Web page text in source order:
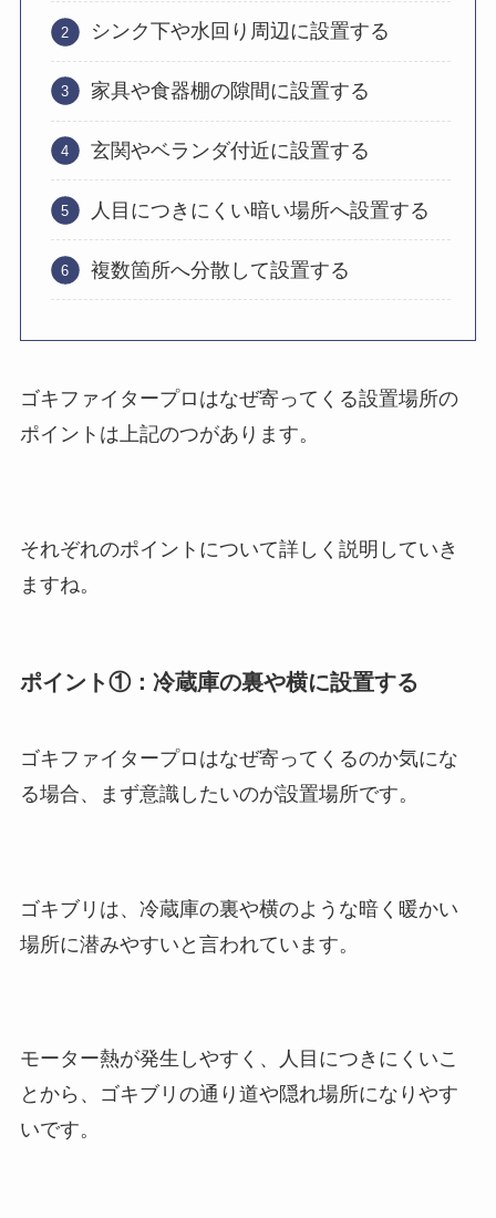
シンク下や水回り周辺に設置する
家具や食器棚の隙間に設置する
玄関やベランダ付近に設置する
人目につきにくい暗い場所へ設置する
複数箇所へ分散して設置する
ゴキファイタープロはなぜ寄ってくる設置場所の
ポイントは上記のつがあります。
それぞれのポイントについて詳しく説明していき
ますね。
ポイント①：冷蔵庫の裏や横に設置する
ゴキファイタープロはなぜ寄ってくるのか気にな
る場合、まず意識したいのが設置場所です。
ゴキブリは、冷蔵庫の裏や横のような暗く暖かい
場所に潜みやすいと言われています。
モーター熱が発生しやすく、人目につきにくいこ
とから、ゴキブリの通り道や隠れ場所になりやす
いです。